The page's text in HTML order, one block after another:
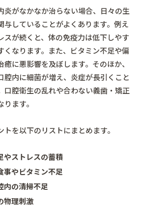
炎がなかなか治らない場合、日々の生
与していることがよくあります。例え
スが続くと、体の免疫力は低下しやす
くなります。また、ビタミン不足や偏
に悪影響を及ぼします。そのほか、
腔内に細菌が増え、炎症が長引くこと
口腔衛生の乱れや合わない義歯・矯正
ます。
を以下のリストにまとめます。
やストレスの蓄積
事やビタミン不足
内の清掃不足
物理刺激